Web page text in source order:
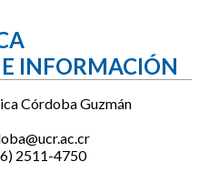
INFORMACIÓN
Córdoba Guzmán
2511-4750